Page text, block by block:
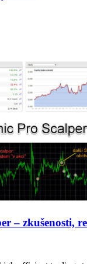
– zkušenosti,